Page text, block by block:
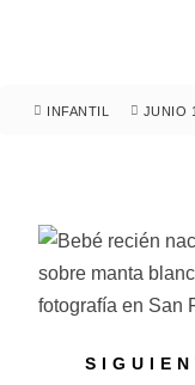
INFANTIL JUNIO